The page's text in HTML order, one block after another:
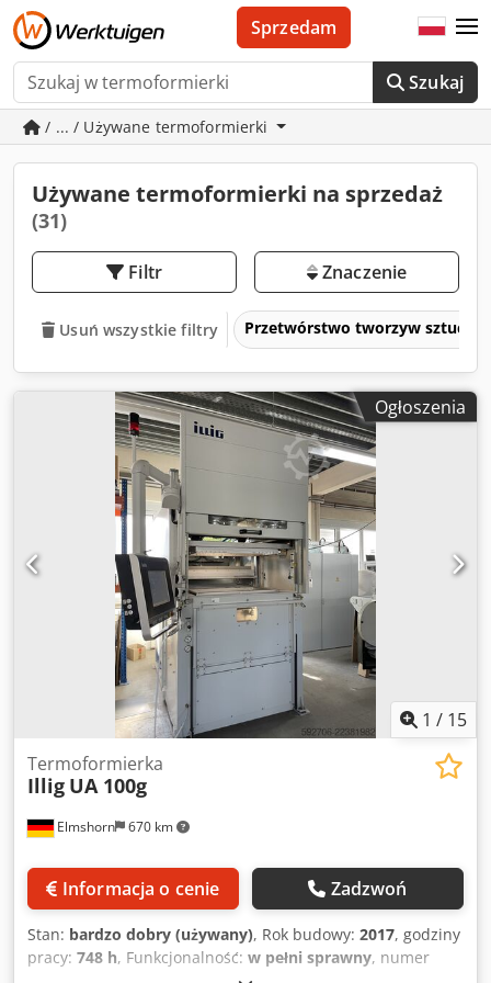
Szukaj
Sprzedam
/ ... / Używane termoformierki
Używane termoformierki na sprzedaż
(31)
Filtr Znaczenie
Usuń wszystkie filtry Przetwórstwo tworzyw
Ogłoszenia
1 / 15
Elmshorn 670 km
Termoformierka
Illig UA 100g
Informacja o cenie Zadzwoń
Stan: bardzo dobry (używany), Rok budowy: 2017, godziny
pracy: 748 h, Funkcjonalność: w pełni sprawny, numer